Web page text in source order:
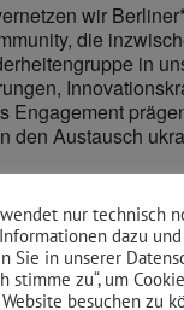
wir
die
in
Engagement
den Austausch
die Ukraine eine
und eine
Von ihrem Know-
möchten wir
nur technisch
dazu
Sie in unserer
stimme zu“, um
besuchen zu